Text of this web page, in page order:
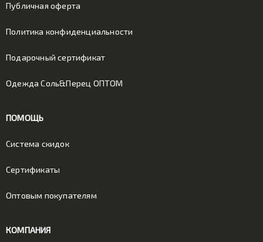
Публичная оферта
Политика конфиденциальности
Подарочный сертификат
Одежда Соль&Перец ОПТОМ
ПОМОЩЬ
Система скидок
Сертификаты
Оптовым покупателям
КОМПАНИЯ